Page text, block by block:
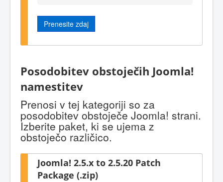
Prenesite zdaj
Posodobitev obstoječih Joomla!
namestitev
Prenosi v tej kategoriji so za
posodobitev obstoječe Joomla! strani.
Izberite paket, ki se ujema z
obstoječo različico.
Joomla! 2.5.x to 2.5.20 Patch
Package (.zip)